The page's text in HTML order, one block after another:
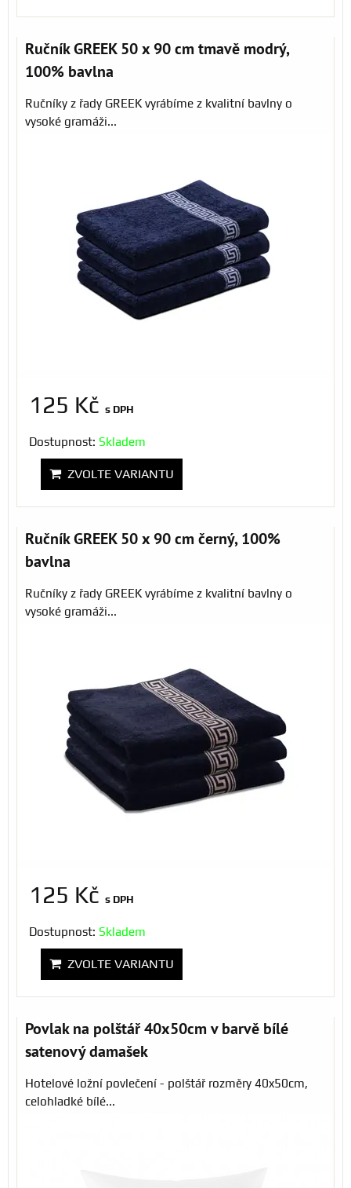
Ručník GREEK 50 x 90 cm tmavě modrý,
100% bavlna
Ručníky z řady GREEK vyrábíme z kvalitní bavlny o
vysoké gramáži...
125 Kč s DPH
Dostupnost: Skladem
ZVOLTE VARIANTU
Ručník GREEK 50 x 90 cm černý, 100%
bavlna
Ručníky z řady GREEK vyrábíme z kvalitní bavlny o
vysoké gramáži...
125 Kč s DPH
Dostupnost: Skladem
ZVOLTE VARIANTU
Povlak na polštář 40x50cm v barvě bílé
satenový damašek
Hotelové ložní povlečení - polštář rozměry 40x50cm,
celohladké bílé...